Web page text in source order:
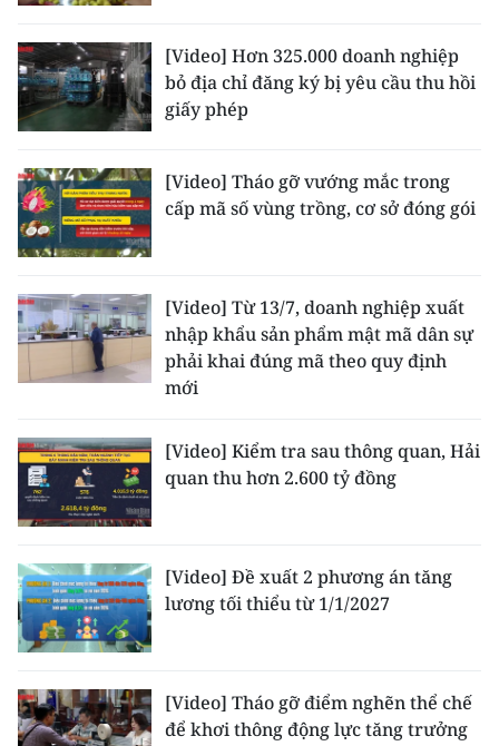
[Video] Hơn 325.000 doanh nghiệp
bỏ địa chỉ đăng ký bị yêu cầu thu hồi
giấy phép
[Video] Tháo gỡ vướng mắc trong
cấp mã số vùng trồng, cơ sở đóng gói
[Video] Từ 13/7, doanh nghiệp xuất
nhập khẩu sản phẩm mật mã dân sự
phải khai đúng mã theo quy định
mới
[Video] Kiểm tra sau thông quan, Hải
quan thu hơn 2.600 tỷ đồng
[Video] Đề xuất 2 phương án tăng
lương tối thiểu từ 1/1/2027
[Video] Tháo gỡ điểm nghẽn thể chế
để khơi thông động lực tăng trưởng